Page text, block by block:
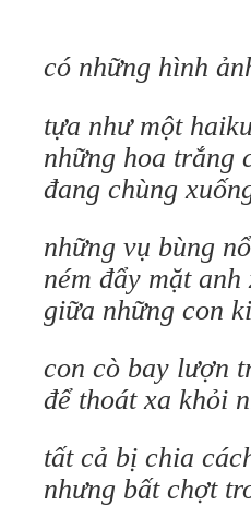
có những hình
tựa như một
những hoa trắng
đang chùng
những vụ bùng
ném đẩy mặt
giữa những con
con cò bay lượn
để thoát xa khỏi
tất cả bị chia
nhưng bất chợt